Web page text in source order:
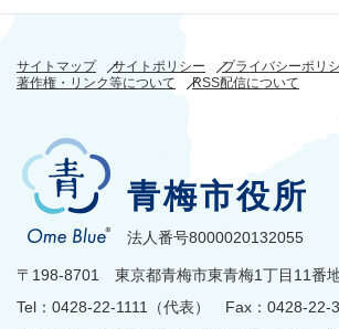
サイトマップ サイトポリシー
プライバシーポリ
著作権・リンク等について
RSS配信について
青梅市役所
法人番号8000020132055
〒198-8701 東京都青梅市東青梅1丁目11番
Tel：0428-22-1111（代表） Fax：0428-22-